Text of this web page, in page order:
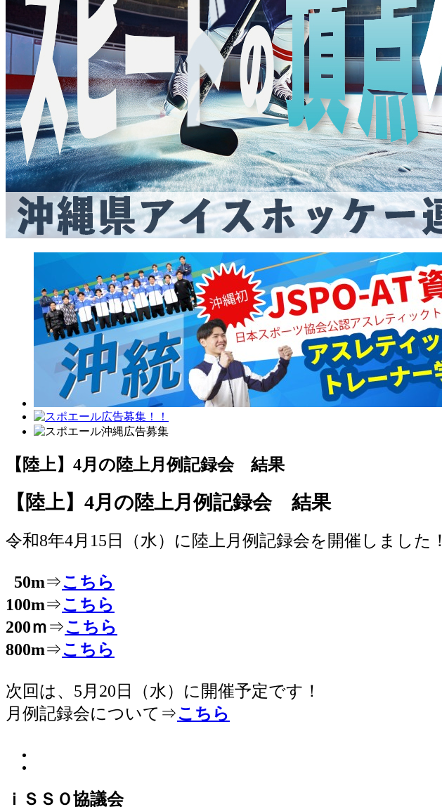
【陸上】4月の陸上月例記録会 結果
【陸上】4月の陸上月例記録会 結果
令和8年4月15日（水）に陸上月例記録会を開催しました！
50m⇒こちら
100m⇒こちら
200ｍ⇒こちら
800m⇒こちら
次回は、5月20日（水）に開催予定です！
月例記録会について⇒こちら
ｉＳＳＯ協議会